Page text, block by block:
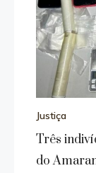
Justiça
Três
do